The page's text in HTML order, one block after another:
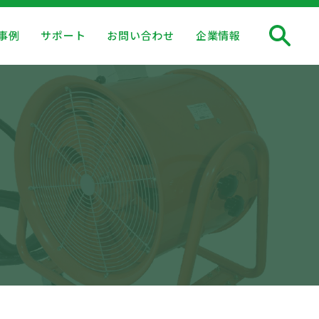
例 サポート お問い合わせ 企業情報